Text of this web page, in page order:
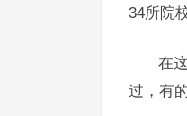
34所院
在
过，有